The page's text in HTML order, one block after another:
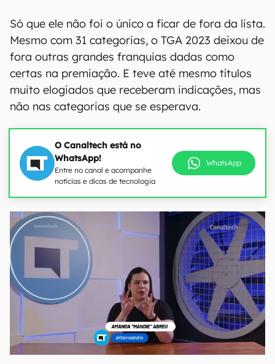
Só que ele não foi o único a ficar de fora da lista.
Mesmo com 31 categorias, o TGA 2023 deixou de
fora outras grandes franquias dadas como
certas na premiação. E teve até mesmo títulos
muito elogiados que receberam indicações, mas
não nas categorias que se esperava.
O Canaltech está no
WhatsApp!
Entre no canal e acompanhe
notícias e dicas de tecnologia
WhatsApp